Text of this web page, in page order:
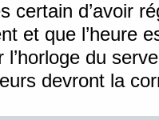
certain d’avoir
et que l’heure
l’horloge du
devront la